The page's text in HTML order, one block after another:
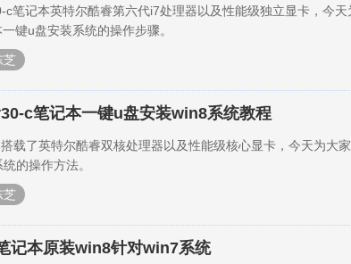
c笔记本英特尔酷睿第六代i7处理器以及性能级独立显卡，今
键u盘安装系统的操作步骤。
芝
c笔记本一键u盘安装win8系统教程
载了英特尔酷睿双核处理器以及性能级核心显卡，今天为大
的操作方法。
芝
记本原装win8针对win7系统